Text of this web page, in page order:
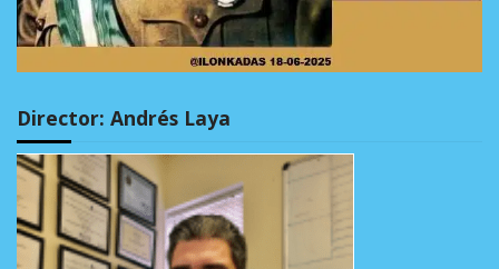
Director: Andrés Laya